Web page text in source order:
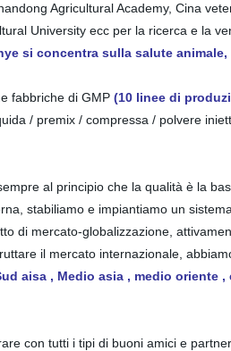
Agricultural Academy, Cina
University ecc per la ricerca e la
si concentra sulla salute animale,
fabbriche di GMP(10 linee di
/ premix / compressa / polvere
al principio che la qualità è la
stabiliamo e impiantiamo un
di mercato-globalizzazione,
il mercato internazionale,
aisa , Medio asia , medio oriente
con tutti i tipi di buoni amici e